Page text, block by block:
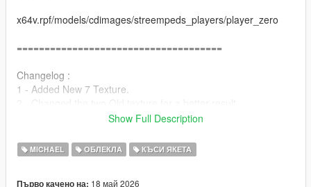
x64v.rpf/models/cdimages/streempeds_players/player_zero
=====================================
Changelog :
1 - Added New 7 Texture.
3 - Added New Hands With Tattoo for better look.
=====================================
Show Full Description
MICHAEL ОБЛЕКЛА КЪСИ ЯКЕТА
Първо качено на: 18 май 2026